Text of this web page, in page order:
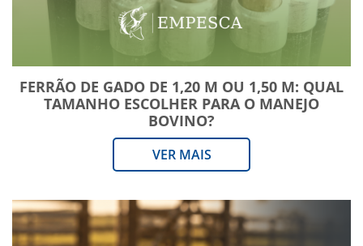
FERRÃO DE GADO DE 1,20 M OU 1,50 M: QUAL
TAMANHO ESCOLHER PARA O MANEJO
BOVINO?
VER MAIS